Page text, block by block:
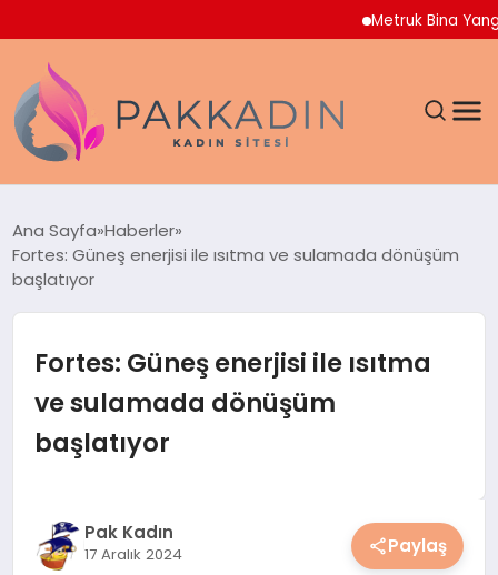
Metruk Bina Yangını
KADIN
SPOR & FITNESS
YEMEK
Ana Sayfa Haberler
Fortes: Güneş enerjisi ile ısıtma ve sulamada dönüşüm
başlatıyor
Fortes: Güneş enerjisi ile ısıtma
ve sulamada dönüşüm
başlatıyor
Pak Kadın
17 Aralık 2024 Paylaş